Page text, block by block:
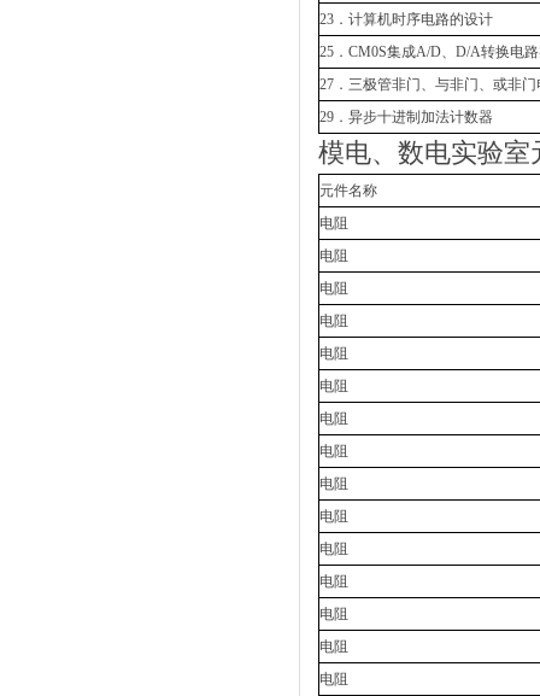
23．计算机时序电路的设计
25．CM0S集成A/D、D/A转换电
27．三极管非门、与非门、或非门
29．异步十进制加法计数器
模电、数电实验室
元件名称
电阻
电阻
电阻
电阻
电阻
电阻
电阻
电阻
电阻
电阻
电阻
电阻
电阻
电阻
电阻